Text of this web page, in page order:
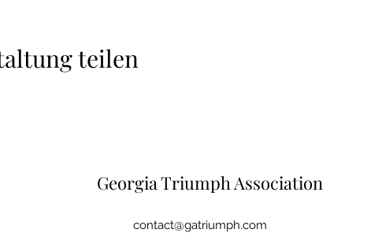
teilen
Georgia Triumph Association
contact@gatriumph.com